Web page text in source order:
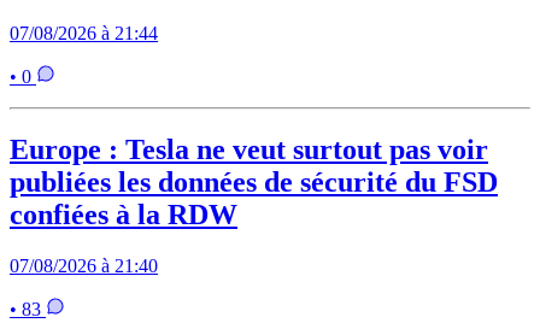
07/08/2026 à 21:44
• 0
Europe : Tesla ne veut surtout pas voir
publiées les données de sécurité du FSD
confiées à la RDW
07/08/2026 à 21:40
• 83